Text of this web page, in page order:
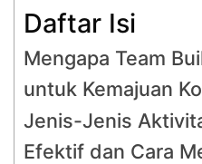
Daftar Isi
Mengapa Team
untuk Kemajuan
Jenis-Jenis
Efektif dan Cara